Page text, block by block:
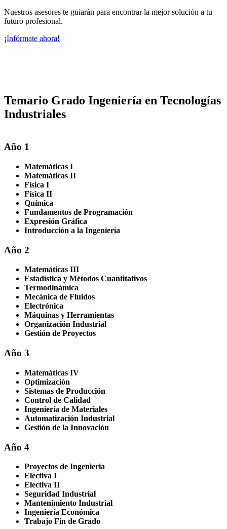
Nuestros asesores te guiarán para encontrar la mejor solución a tu
futuro profesional.
¡Infórmate ahora!
Temario Grado Ingeniería en Tecnologías
Industriales
Año 1
Matemáticas I
Matemáticas II
Física I
Física II
Química
Fundamentos de Programación
Expresión Gráfica
Introducción a la Ingeniería
Año 2
Matemáticas III
Estadística y Métodos Cuantitativos
Termodinámica
Mecánica de Fluidos
Electrónica
Máquinas y Herramientas
Organización Industrial
Gestión de Proyectos
Año 3
Matemáticas IV
Optimización
Sistemas de Producción
Control de Calidad
Ingeniería de Materiales
Automatización Industrial
Gestión de la Innovación
Año 4
Proyectos de Ingeniería
Electiva I
Electiva II
Seguridad Industrial
Mantenimiento Industrial
Ingeniería Económica
Trabajo Fin de Grado